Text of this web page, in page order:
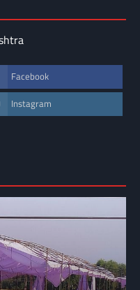
Facebook
Instagram